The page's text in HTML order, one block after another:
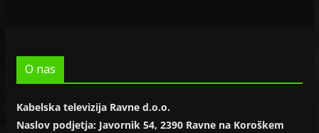
O nas
Kabelska televizija Ravne d.o.o.
Naslov podjetja: Javornik 54, 2390 Ravne na Koroškem